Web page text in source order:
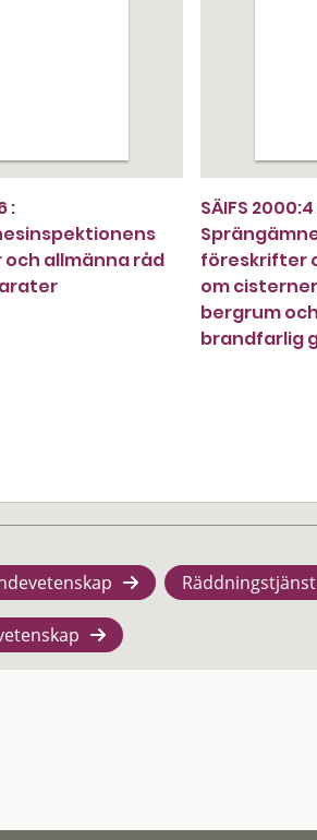
:
allmänna råd
SÄIFS 2000:4
föreskrifter
om
bergrum
brandfarlig
Räddningstjänst